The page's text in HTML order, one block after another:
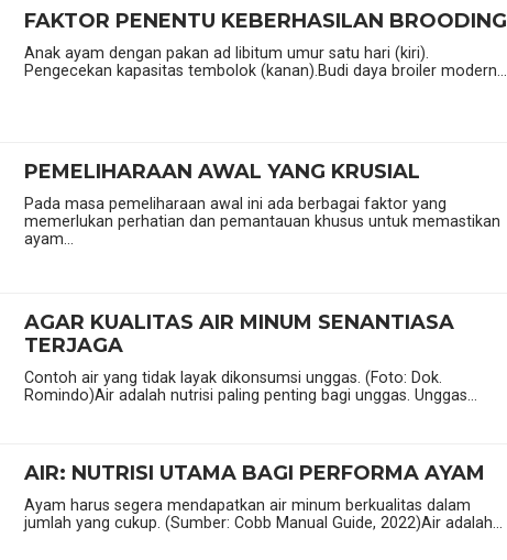
FAKTOR PENENTU KEBERHASILAN BROODING
Anak ayam dengan pakan ad libitum umur satu hari (kiri).
Pengecekan kapasitas tembolok (kanan).Budi daya broiler modern...
PEMELIHARAAN AWAL YANG KRUSIAL
Pada masa pemeliharaan awal ini ada berbagai faktor yang
memerlukan perhatian dan pemantauan khusus untuk memastikan
ayam...
AGAR KUALITAS AIR MINUM SENANTIASA
TERJAGA
Contoh air yang tidak layak dikonsumsi unggas. (Foto: Dok.
Romindo)Air adalah nutrisi paling penting bagi unggas. Unggas...
AIR: NUTRISI UTAMA BAGI PERFORMA AYAM
Ayam harus segera mendapatkan air minum berkualitas dalam
jumlah yang cukup. (Sumber: Cobb Manual Guide, 2022)Air adalah...